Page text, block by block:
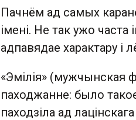
Пачнём ад самых
імені. Не так ужо часта
адпавядае характару і
«Эмілія» (мужчынская
паходжанне: было
паходзіла ад